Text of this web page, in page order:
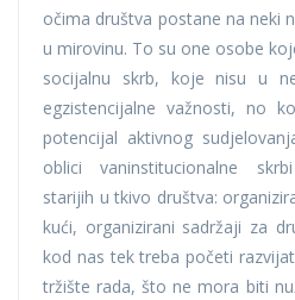
očima društva postane na neki
u mirovinu. To su one osobe
socijalnu skrb, koje nisu u
egzistencijalne važnosti, no
potencijal aktivnog
oblici vaninstitucionalne
starijih u tkivo društva:
kući, organizirani sadržaji za
kod nas tek treba početi
tržište rada, što ne mora biti